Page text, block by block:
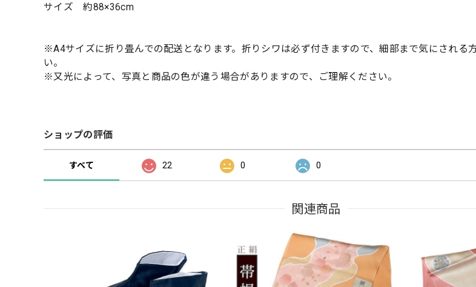
サイズ 約88×36cm
※A4サイズに折り畳んでの配送となります。折りシワは必ず付きますので、細部まで気にされる
い。
※又光によって、写真と商品の色が違う場合がありますので、ご理解ください。
ショップの評価
すべて 22 0 0
関連商品